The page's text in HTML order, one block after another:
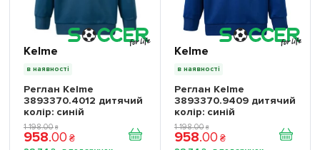
Kelme
в наявності
Реглан Kelme
3893370.4012 дитячий
колір: синій
1 198.00 ₴
958.00 ₴
Kelme
в наявності
Реглан Kelme
3893370.9409 дитячий
колір: синій
1 198.00 ₴
958.00 ₴